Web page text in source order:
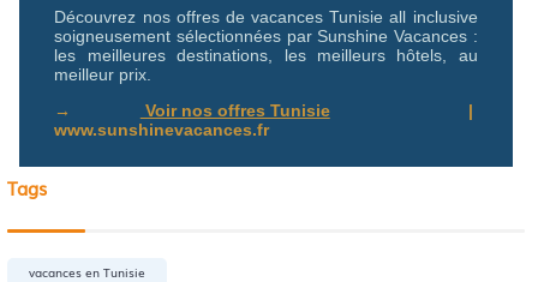
Découvrez nos offres de vacances Tunisie all inclusive
soigneusement sélectionnées par Sunshine Vacances :
les meilleures destinations, les meilleurs hôtels, au
meilleur prix.
→
Voir nos offres Tunisie |
www.sunshinevacances.fr
Tags
vacances en Tunisie